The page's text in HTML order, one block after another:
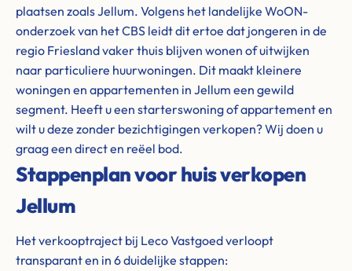
plaatsen zoals Jellum. Volgens het landelijke WoON-
onderzoek van het CBS leidt dit ertoe dat jongeren in de
regio Friesland vaker thuis blijven wonen of uitwijken
naar particuliere huurwoningen. Dit maakt kleinere
woningen en appartementen in Jellum een gewild
segment. Heeft u een starterswoning of appartement en
wilt u deze zonder bezichtigingen verkopen? Wij doen u
graag een direct en reëel bod.
Stappenplan voor huis verkopen
Jellum
Het verkooptraject bij Leco Vastgoed verloopt
transparant en in 6 duidelijke stappen: